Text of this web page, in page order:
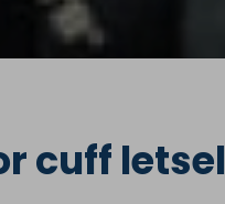
cuff letsel